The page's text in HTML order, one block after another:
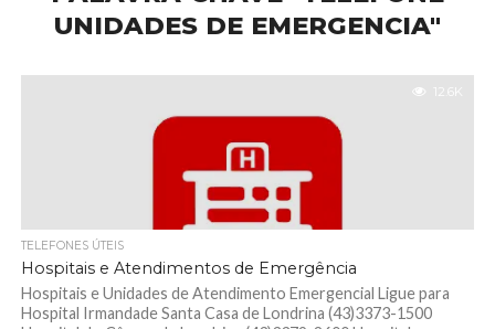
UNIDADES DE EMERGENCIA"
12.6K
TELEFONES ÚTEIS
Hospitais e Atendimentos de Emergência
Hospitais e Unidades de Atendimento Emergencial Ligue para
Hospital Irmandade Santa Casa de Londrina (43)3373-1500